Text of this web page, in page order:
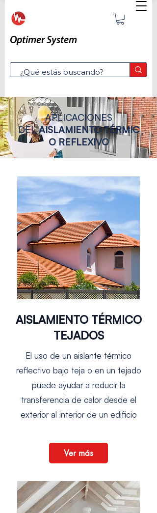
Optimer System
APLICACIONES
DELAISLAMIENTOTÉRMIC
O REFLEXIVO
AISLAMIENTO TÉRMICO
TEJADOS
El uso de un aislante térmico
reflectivo bajo teja o en un tejado
puede ayudar a reducir la
transferencia de calor desde el
exterior al interior de un edificio
Ver más